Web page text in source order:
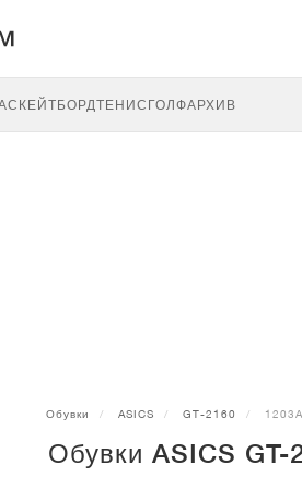
СКЕЙТБОРДТЕНИС ГОЛФАРХИВ
Обувки ASICS GT-2160
Обувки ASICS GT-